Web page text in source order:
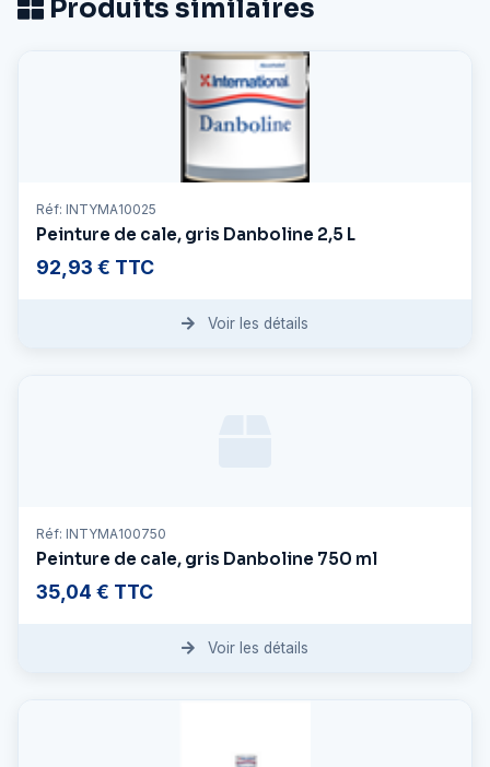
Produits similaires
Réf: INTYMA10025
Peinture de cale, gris Danboline 2,5 L
92,93 € TTC
Voir les détails
Réf: INTYMA100750
Peinture de cale, gris Danboline 750 ml
35,04 € TTC
Voir les détails